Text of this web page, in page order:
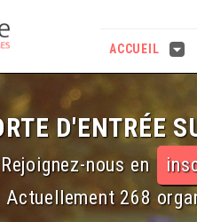
ACCUEIL
D'ENTRÉE
Rejoignez-nous en
Actuellement 268